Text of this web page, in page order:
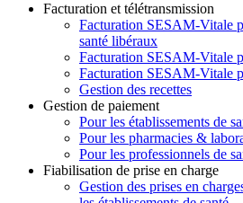
Facturation et télétransmission
Facturation SESAM-Vitale
santé libéraux
Facturation SESAM-Vitale
Facturation SESAM-Vitale
Gestion des recettes
Gestion de paiement
Pour les établissements de
Pour les pharmacies &
Pour les professionnels de
Fiabilisation de prise en charge
Gestion des prises en